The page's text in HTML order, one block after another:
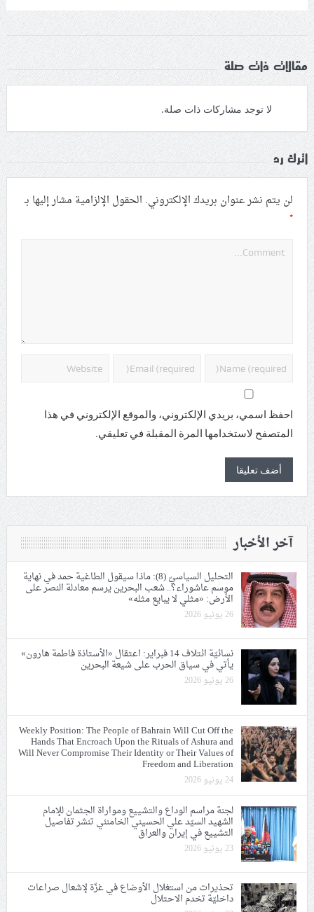
مقالات ذات صلة
لا توجد مشاركات ذات صلة.
اترك رد
لن يتم نشر عنوان بريدك الإلكتروني. الحقول الإلزامية مشار إليها بـ
*
احفظ اسمي، بريدي الإلكتروني، والموقع الإلكتروني في هذا
المتصفح لاستخدامها المرة المقبلة في تعليقي.
آخر الأخبار
التحليل السياسيّ (8): ماذا سيقول الطاغية حمد في نهاية
موسم عاشوراء؟.. شعب البحرين يرسم معادلة النصر على
الأرض: «مثلي لا يبايع مثله»
26 يونيو 2026
نسائيّة ائتلاف 14 فبراير: اعتقال «الأستاذة فاطمة هارون»
يأتي في سياق الحرب على شيعة البحرين
26 يونيو 2026
Weekly Position: The People of Bahrain Will Cut Off the
Hands That Encroach Upon the Rituals of Ashura and
Will Never Compromise Their Identity or Their Values of
Freedom and Liberation
24 يونيو 2026
لجنة مراسم الوداع والتشييع ومواراة الجثمان للإمام
الشهيد السيّد علي الحسيني الخامنئي تنشر تفاصيل
التشييع في إيران والعراق
23 يونيو 2026
تحذيرات من استغلال الأوضاع في غزّة لإشعال صراعات
داخليّة تخدم الاحتلال